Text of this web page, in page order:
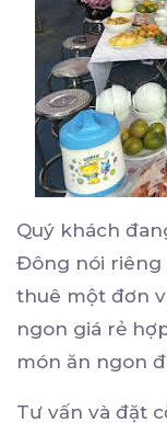
Quý khách
Đông nói riêng
thuê một đơn
ngon giá rẻ
món ăn ngon
Tư vấn và đặt